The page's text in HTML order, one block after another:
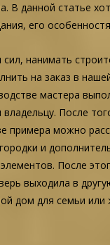
В данной статье
его
нанимать
на заказ в
мастера
После
примера можно
и
После
выходила в
дом для семьи